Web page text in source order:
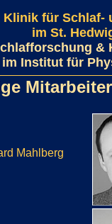
Klinik für Schlaf-
im St.
&
im Institut für
Mitarbeiter
Mahlberg